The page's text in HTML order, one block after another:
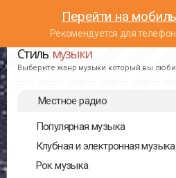
Перейти на
Рекомендуется для
Стиль музыки
Выберите жанр музыки который вы
Местное радио
Популярная музыка
Клубная и электронная музыка
Рок музыка